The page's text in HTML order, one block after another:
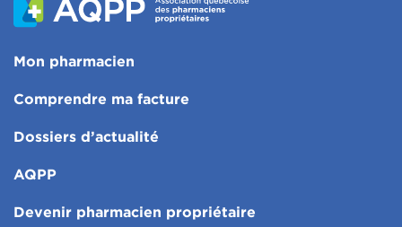
Mon pharmacien
Comprendre ma facture
Dossiers d’actualité
AQPP
Devenir pharmacien propriétaire